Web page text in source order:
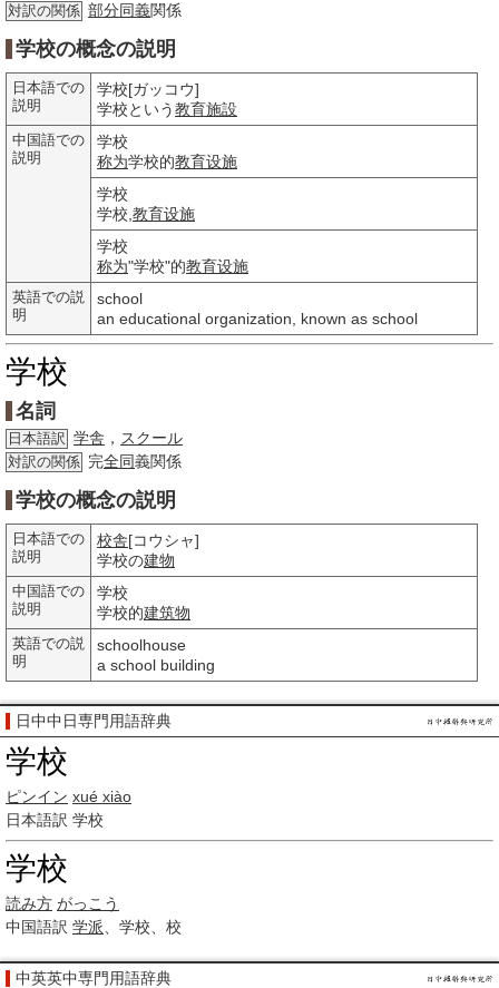
対訳の関係 部分同義関係
学校の概念の説明
日本語での
説明
学校[ガッコウ]
学校という教育施設
中国語での
説明
学校
称为学校的教育设施
学校
学校, 教育设施
学校
称为"学校"的教育设施
英語での説
明
school
an educational organization, known as school
学校
名詞
日本語訳 学舎 ， スクール
対訳の関係 完全同義関係
学校の概念の説明
日本語での
説明
校舎[コウシャ]
学校の建物
中国語での
説明
学校
学校的建筑物
英語での説
明
schoolhouse
a school building
日中中日専門用語辞典
学校
ピンイン xué xiào
日本語訳 学校
学校
読み方 がっこう
中国語訳 学派 、学校、校
中英英中専門用語辞典